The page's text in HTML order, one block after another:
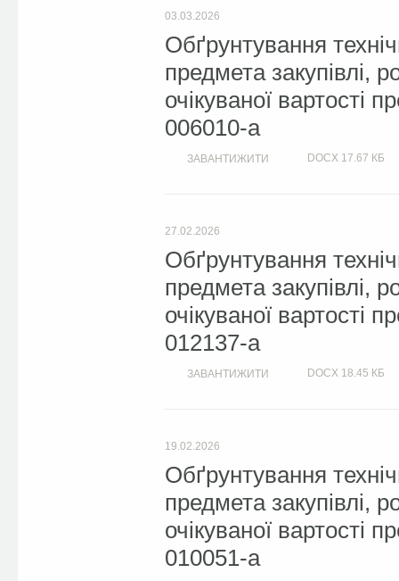
03.03.2026
Обґрунтування
предмета закупівлі,
очікуваної вартості
006010-a
ЗАВАНТИЖИТИ DOCX 17.67 КБ
27.02.2026
Обґрунтування
предмета закупівлі,
очікуваної вартості
012137-a
ЗАВАНТИЖИТИ DOCX 18.45 КБ
19.02.2026
Обґрунтування
предмета закупівлі,
очікуваної вартості
010051-a